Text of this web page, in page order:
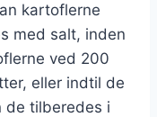
kartoflerne
med salt, inden
ved 200
eller indtil de
de tilberedes i